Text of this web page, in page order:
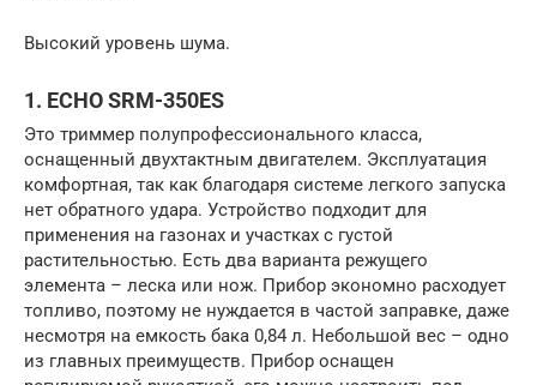
Высокий уровень шума.
1. ECHO SRM-350ES
Это триммер полупрофессионального класса,
оснащенный двухтактным двигателем. Эксплуатация
комфортная, так как благодаря системе легкого запуска
нет обратного удара. Устройство подходит для
применения на газонах и участках с густой
растительностью. Есть два варианта режущего
элемента – леска или нож. Прибор экономно расходует
топливо, поэтому не нуждается в частой заправке, даже
несмотря на емкость бака 0,84 л. Небольшой вес – одно
из главных преимуществ. Прибор оснащен